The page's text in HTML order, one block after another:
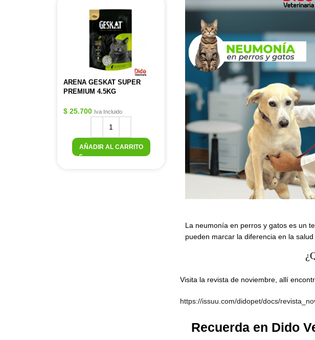
ARENA GESKAT SUPER
PREMIUM 4.5KG
$ 25.700 Iva Incluido
AÑADIR AL CARRITO
La neumonía en perros y gatos es un
pueden marcar la diferencia en la
Visita la revista de noviembre, allí
https://issuu.com/didopet/docs/
Recuerda en Dido